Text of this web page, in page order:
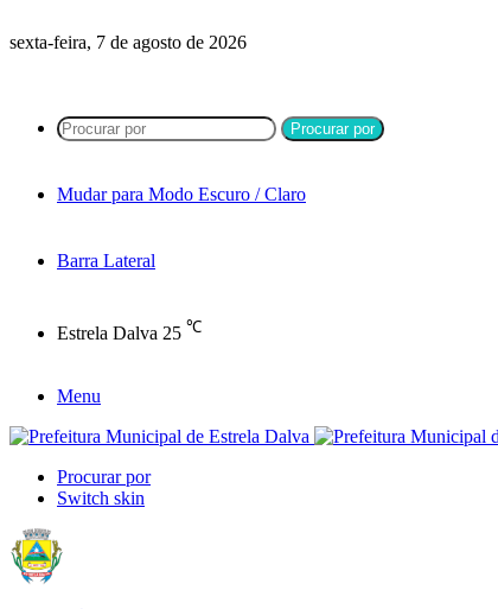
sexta-feira, 7 de agosto de 2026
Procurar por
Mudar para Modo Escuro / Claro
Barra Lateral
Estrela Dalva 25 ℃
Menu
Procurar por
Switch skin